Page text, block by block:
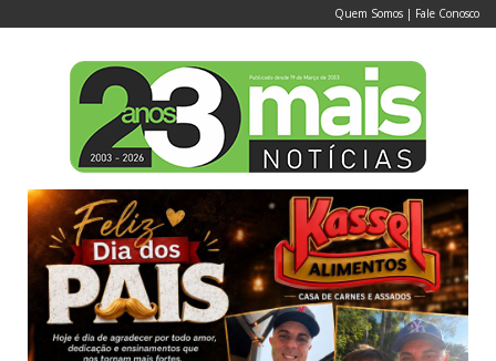
Quem Somos | Fale Conosco